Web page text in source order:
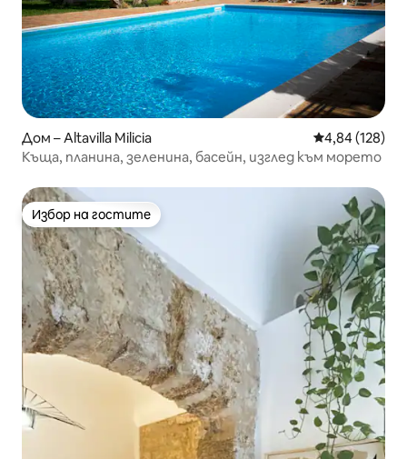
Дом – Altavilla Milicia Средна
4,84 (128)
Къща, планина, зеленина, басейн, изглед към морето
Избор на гостите
Избор на гостите